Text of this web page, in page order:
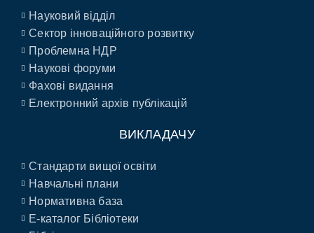
Науковий відділ
Сектор інноваційного розвитку
Проблемна НДР
Наукові форуми
Фахові видання
Електронний архів публікацій
ВИКЛАДАЧУ
Стандарти вищої освіти
Навчальні плани
Нормативна база
E-каталог Бібліотеки